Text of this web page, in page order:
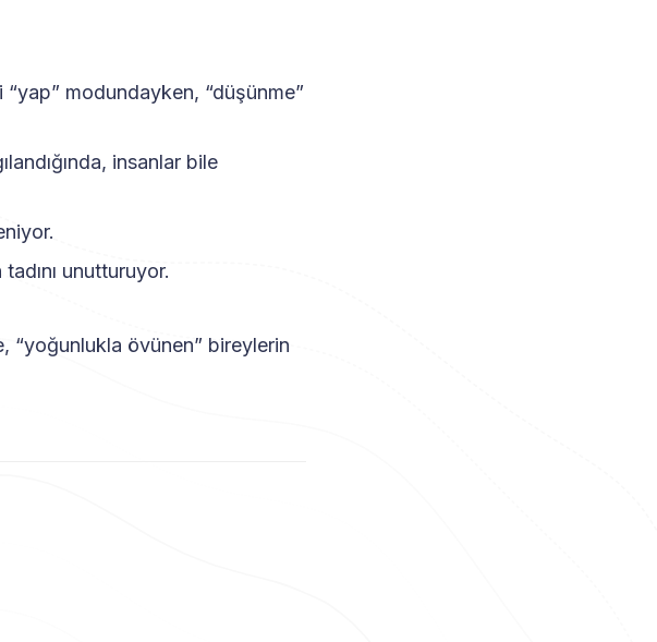
“yap” modundayken, “düşünme”
insanlar bile
unutturuyor.
“yoğunlukla övünen” bireylerin